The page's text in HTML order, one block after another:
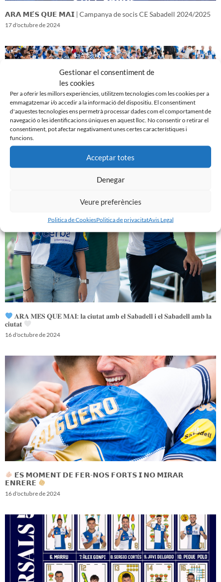
Gestionar el consentiment de
les cookies
Per a oferir les millors experiències, utilitzem tecnologies com les cookies per a
emmagatzemar i/o accedir a la informació del dispositiu. El consentiment
d'aquestes tecnologies ens permetrà processar dades com el comportament de
navegació o les identificacions úniques en aquest lloc. No consentir o retirar el
consentiment, pot afectar negativament unes certes característiques i
funcions.
Acceptar totes
Denegar
Veure preferències
Politica de CookiesPolitica de privacitatAvis Legal
𝗔𝗥𝗔 𝗠𝗘́𝗦 𝗤𝗨𝗘 𝗠𝗔𝗜 | Campanya de socis CE Sabadell 2024/2025
17 d'octubre de 2024
𝑽𝒆𝒏𝒊𝒎 𝒅’𝒖𝒏𝒂 𝒈𝒓𝒂𝒏 𝒃𝒂𝒕𝒂𝒍𝒍𝒂…𝒊 𝒂𝒏𝒆𝒎 𝒂 𝒑𝒆𝒓 𝒍𝒂 𝒔𝒆𝒈𝒖̈𝒆𝒏𝒕
𝐀𝐑𝐀 𝐌𝐄́𝐒 𝐐𝐔𝐄 𝐌𝐀𝐈: 𝐥𝐚 𝐜𝐢𝐮𝐭𝐚𝐭 𝐚𝐦𝐛 𝐞𝐥 𝐒𝐚𝐛𝐚𝐝𝐞𝐥𝐥 𝐢 𝐞𝐥 𝐒𝐚𝐛𝐚𝐝𝐞𝐥𝐥 𝐚𝐦𝐛 𝐥𝐚
𝐜𝐢𝐮𝐭𝐚𝐭
16 d'octubre de 2024
𝗘́𝗦 𝗠𝗢𝗠𝗘𝗡𝗧 𝗗𝗘 𝗙𝗘𝗥-𝗡𝗢𝗦 𝗙𝗢𝗥𝗧𝗦 𝗜 𝗡𝗢 𝗠𝗜𝗥𝗔𝗥
𝗘𝗡𝗥𝗘𝗥𝗘
16 d'octubre de 2024